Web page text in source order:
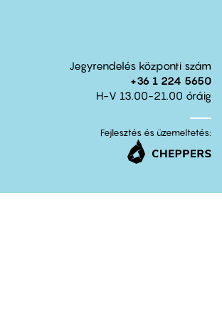
Jegyrendelés központi szám
+36 1 224 5650
H-V 13.00-21.00 óráig
Fejlesztés és üzemeltetés: